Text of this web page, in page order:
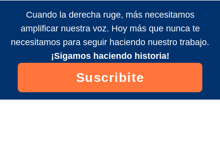
Cuando la derecha ruge, más necesitamos
amplificar nuestra voz. Hoy más que nunca te
necesitamos para seguir haciendo nuestro trabajo.
¡Sigamos haciendo historia!
Suscribite